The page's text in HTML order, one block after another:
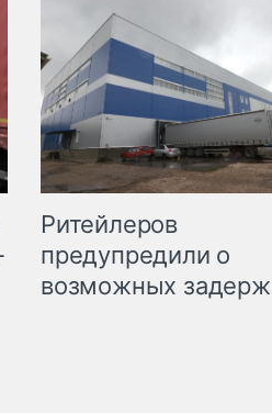
Ритейлеров
предупредили о
возможных